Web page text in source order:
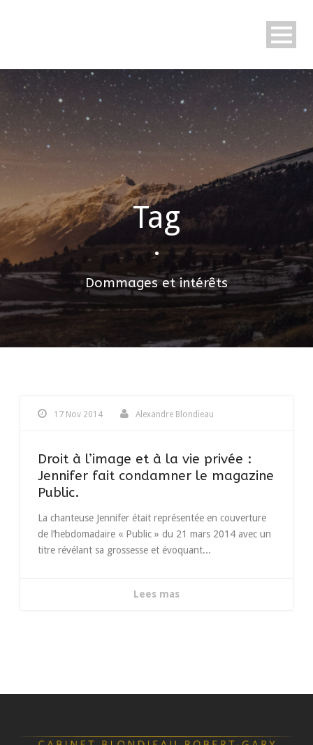
Tag
•
Dommages et intérêts
17 Nov 2014 Alexandre Blondieau
Droit à l’image et à la vie privée :
Jennifer fait condamner le magazine
Public.
La chanteuse Jennifer était représentée en couverture
de l’hebdomadaire « Public » du 21 mars 2014 avec un
titre révélant sa grossesse et évoquant...
Lees mas